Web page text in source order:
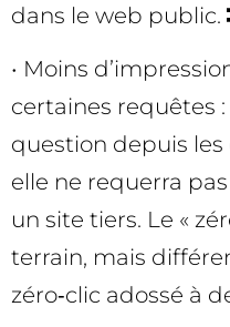
dans le web public.
• Moins
certaines requêtes :
question depuis les
elle ne requerra
un site tiers. Le «
terrain, mais
zéro‑clic adossé à